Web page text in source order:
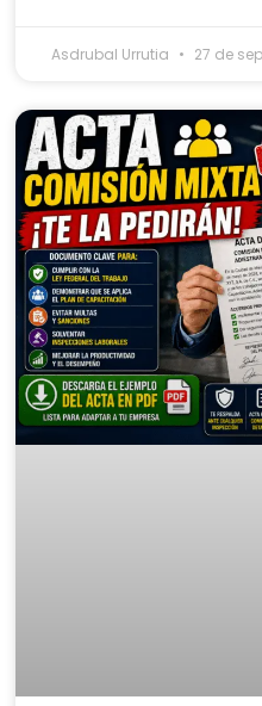
Asdrubal Urrutia 27 de